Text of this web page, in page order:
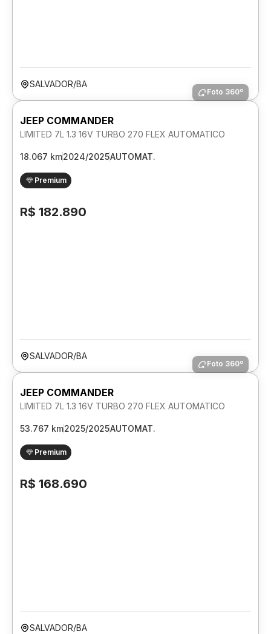
SALVADOR/BA
Foto 360º
JEEP COMMANDER
LIMITED 7L 1.3 16V TURBO 270 FLEX AUTOMATICO
18.067 km2024/2025AUTOMAT.
Premium
R$ 182.890
SALVADOR/BA
Foto 360º
JEEP COMMANDER
LIMITED 7L 1.3 16V TURBO 270 FLEX AUTOMATICO
53.767 km2025/2025AUTOMAT.
Premium
R$ 168.690
SALVADOR/BA